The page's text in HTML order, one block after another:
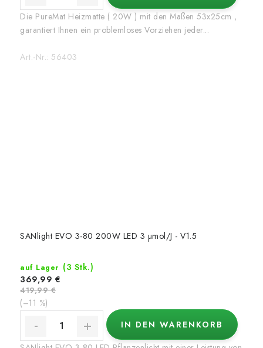
Die PureMat Heizmatte ( 20W ) mit den Maßen 53x25cm ,
garantiert Ihnen ein problemloses Vorziehen jeder...
Art.-Nr.: 56403
SANlight EVO 3-80 200W LED 3 µmol/J - V1.5
auf Lager (3 Stk.)
369,99 €
419,99 €
(–11 %)
IN DEN WARENKORB